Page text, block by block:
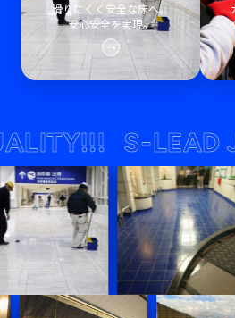
滑りにくく安全な床へ。
安心安全を実現。
→
S-LEAD